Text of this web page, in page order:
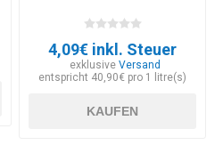
4,09€ inkl. Steuer
exklusive Versand
entspricht 40,90€ pro 1 litre(s)
KAUFEN